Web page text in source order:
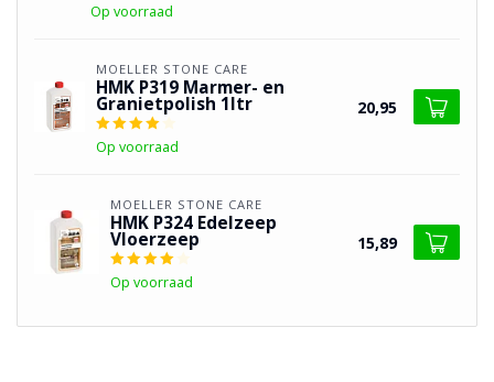
Op voorraad
MOELLER STONE CARE
HMK P319 Marmer- en
Granietpolish 1ltr
Op voorraad
20,95
MOELLER STONE CARE
HMK P324 Edelzeep
Vloerzeep
Op voorraad
15,89